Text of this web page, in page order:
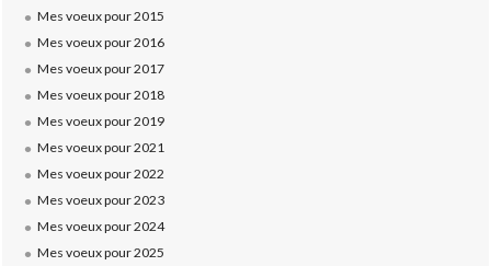
Mes voeux pour 2015
Mes voeux pour 2016
Mes voeux pour 2017
Mes voeux pour 2018
Mes voeux pour 2019
Mes voeux pour 2021
Mes voeux pour 2022
Mes voeux pour 2023
Mes voeux pour 2024
Mes voeux pour 2025